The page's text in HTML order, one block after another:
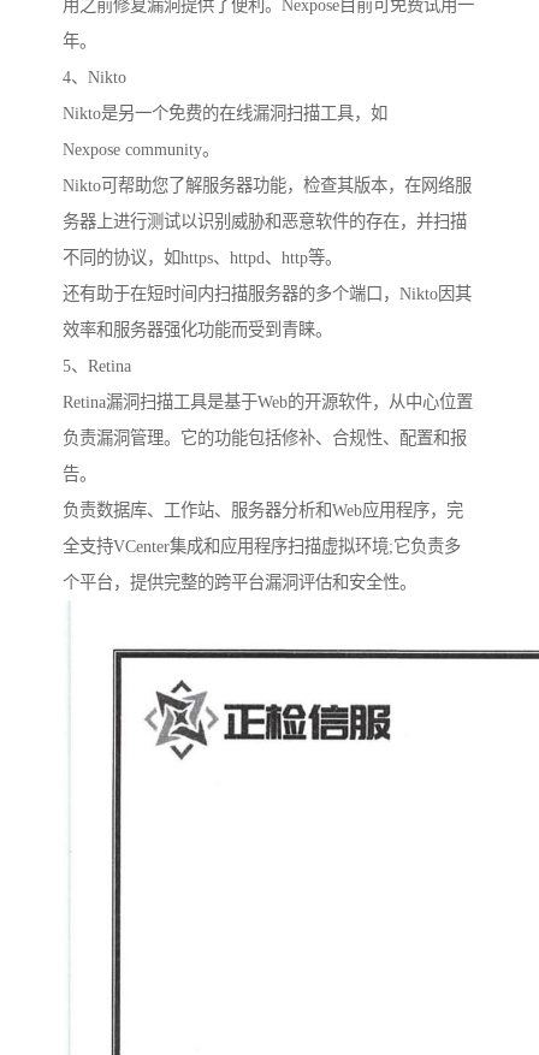
用之前修复漏洞提供了便利。Nexpose目前可免费试用一
年。
4、Nikto
Nikto是另一个免费的在线漏洞扫描工具，如
Nexpose community。
Nikto可帮助您了解服务器功能，检查其版本，在网络服
务器上进行测试以识别威胁和恶意软件的存在，并扫描
不同的协议，如https、httpd、http等。
还有助于在短时间内扫描服务器的多个端口，Nikto因其
效率和服务器强化功能而受到青睐。
5、Retina
Retina漏洞扫描工具是基于Web的开源软件，从中心位置
负责漏洞管理。它的功能包括修补、合规性、配置和报
告。
负责数据库、工作站、服务器分析和Web应用程序，完
全支持VCenter集成和应用程序扫描虚拟环境;它负责多
个平台，提供完整的跨平台漏洞评估和安全性。